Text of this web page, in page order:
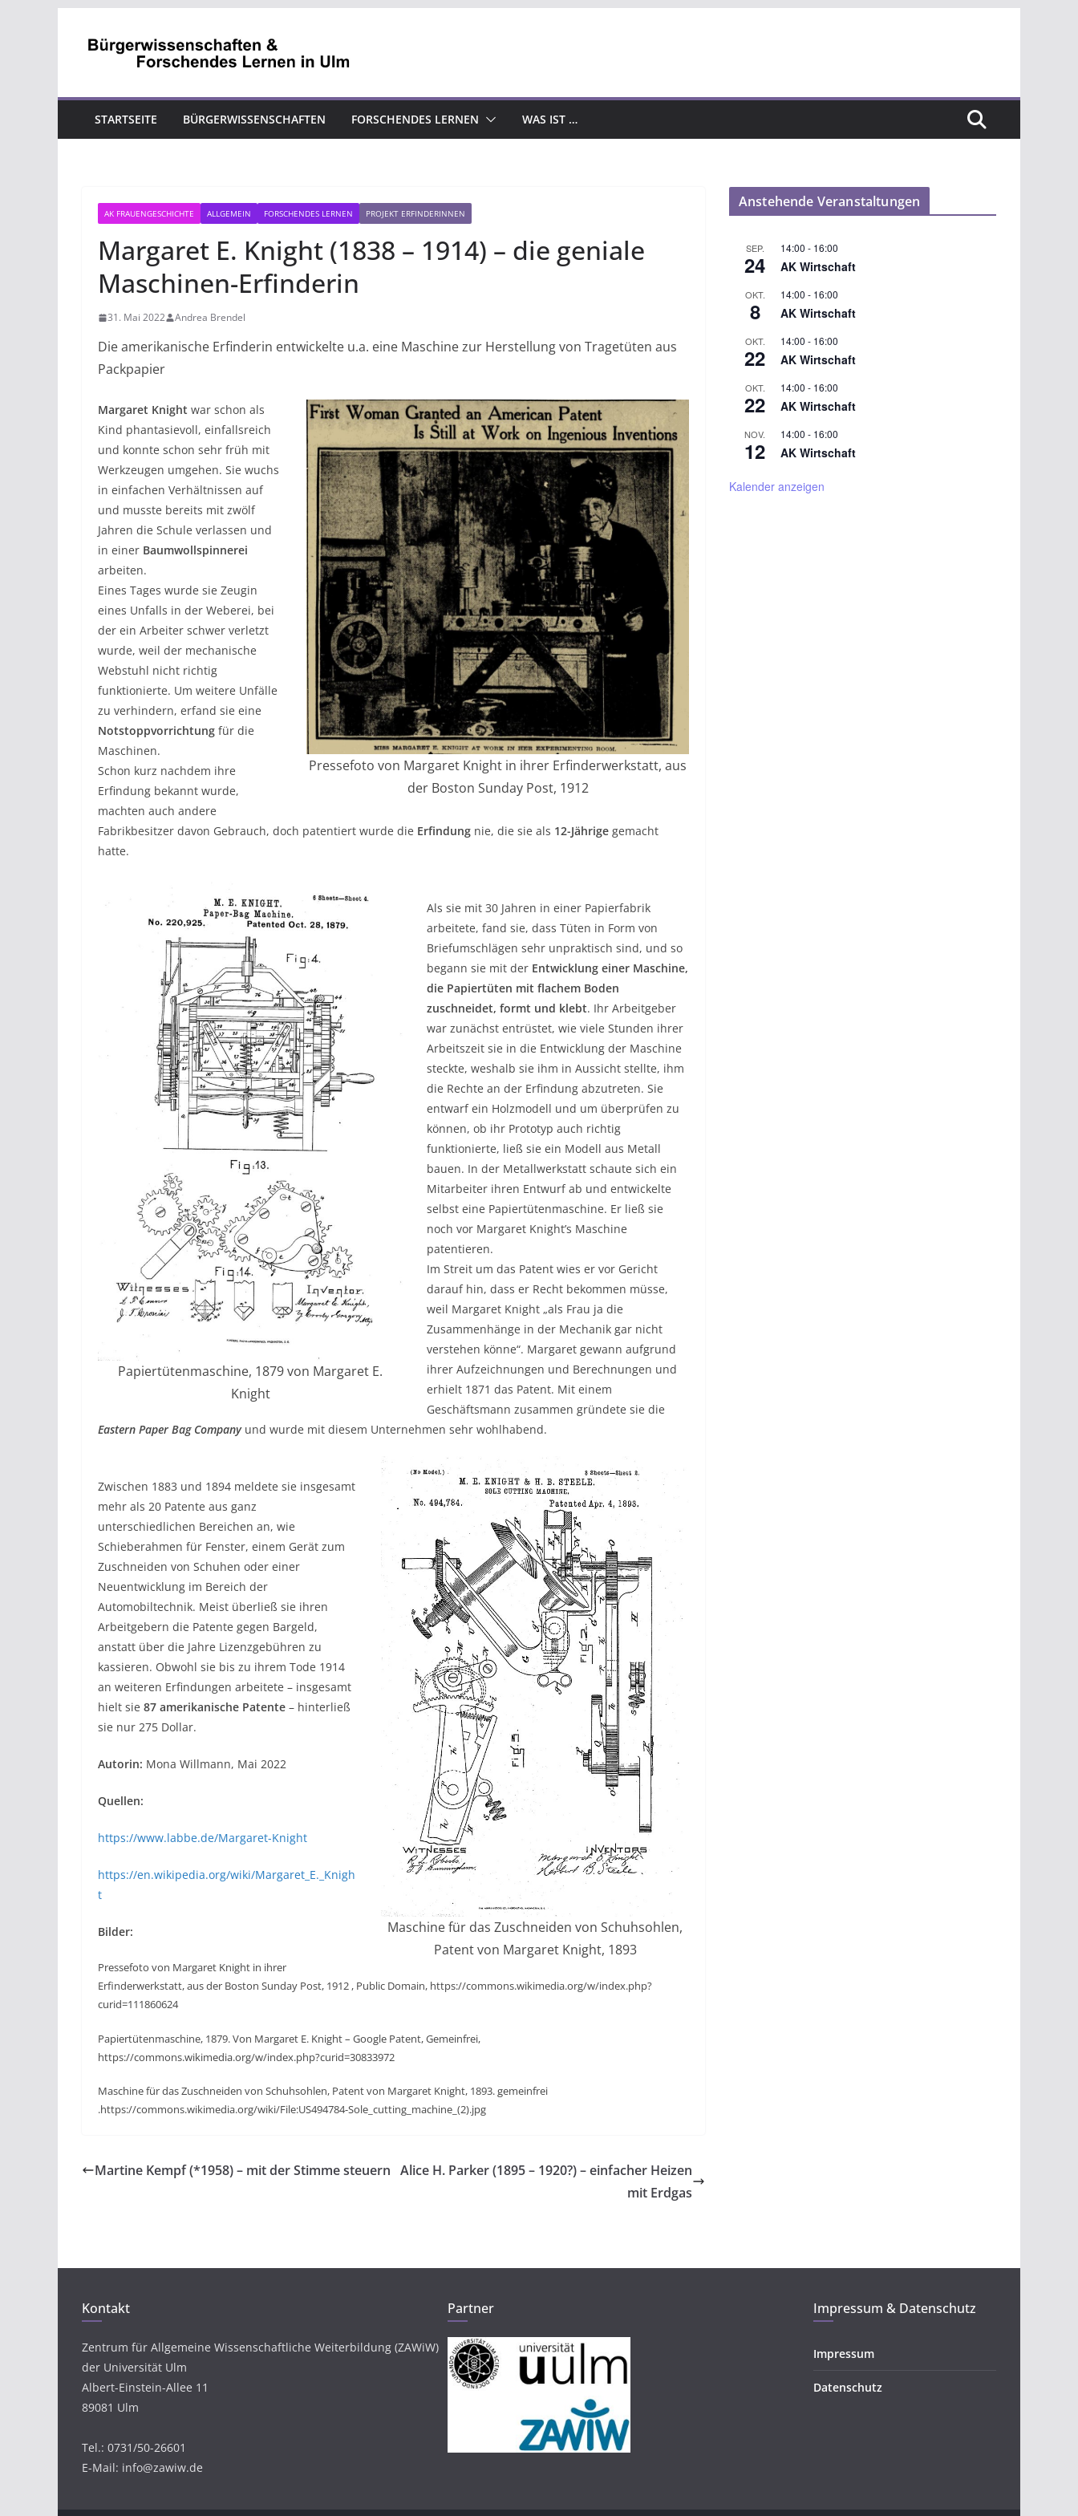
Inhalt
STARTSEITE BÜRGERWISSENSCHAFTEN FORSCHENDES LERNEN WAS IST …
AK FRAUENGESCHICHTE ALLGEMEIN FORSCHENDES LERNEN PROJEKT ERFINDERINNEN
Margaret E. Knight (1838 – 1914) – die geniale
Maschinen-Erfinderin
31. Mai 2022 Andrea Brendel
Die amerikanische Erfinderin entwickelte u.a. eine Maschine zur Herstellung von Tragetüten aus
Packpapier
Pressefoto von Margaret Knight in ihrer Erfinderwerkstatt, aus
der Boston Sunday Post, 1912
Margaret Knight war schon als
Kind phantasievoll, einfallsreich
und konnte schon sehr früh mit
Werkzeugen umgehen. Sie wuchs
in einfachen Verhältnissen auf
und musste bereits mit zwölf
Jahren die Schule verlassen und
in einer Baumwollspinnerei
arbeiten.
Eines Tages wurde sie Zeugin
eines Unfalls in der Weberei, bei
der ein Arbeiter schwer verletzt
wurde, weil der mechanische
Webstuhl nicht richtig
funktionierte. Um weitere Unfälle
zu verhindern, erfand sie eine
Notstoppvorrichtung für die
Maschinen.
Schon kurz nachdem ihre
Erfindung bekannt wurde,
machten auch andere
Fabrikbesitzer davon Gebrauch, doch patentiert wurde die Erfindung nie, die sie als 12-Jährige gemacht
hatte.
Papiertütenmaschine, 1879 von Margaret E.
Knight
Als sie mit 30 Jahren in einer Papierfabrik
arbeitete, fand sie, dass Tüten in Form von
Briefumschlägen sehr unpraktisch sind, und so
begann sie mit der Entwicklung einer Maschine,
die Papiertüten mit flachem Boden
zuschneidet, formt und klebt. Ihr Arbeitgeber
war zunächst entrüstet, wie viele Stunden ihrer
Arbeitszeit sie in die Entwicklung der Maschine
steckte, weshalb sie ihm in Aussicht stellte, ihm
die Rechte an der Erfindung abzutreten. Sie
entwarf ein Holzmodell und um überprüfen zu
können, ob ihr Prototyp auch richtig
funktionierte, ließ sie ein Modell aus Metall
bauen. In der Metallwerkstatt schaute sich ein
Mitarbeiter ihren Entwurf ab und entwickelte
selbst eine Papiertütenmaschine. Er ließ sie
noch vor Margaret Knight’s Maschine
patentieren.
Im Streit um das Patent wies er vor Gericht
darauf hin, dass er Recht bekommen müsse,
weil Margaret Knight „als Frau ja die
Zusammenhänge in der Mechanik gar nicht
verstehen könne“. Margaret gewann aufgrund
ihrer Aufzeichnungen und Berechnungen und
erhielt 1871 das Patent. Mit einem
Geschäftsmann zusammen gründete sie die
Eastern Paper Bag Companyund wurde mit diesem Unternehmen sehr wohlhabend.
Maschine für das Zuschneiden von Schuhsohlen,
Patent von Margaret Knight, 1893
Zwischen 1883 und 1894 meldete sie insgesamt
mehr als 20 Patente aus ganz
unterschiedlichen Bereichen an, wie
Schieberahmen für Fenster, einem Gerät zum
Zuschneiden von Schuhen oder einer
Neuentwicklung im Bereich der
Automobiltechnik. Meist überließ sie ihren
Arbeitgebern die Patente gegen Bargeld,
anstatt über die Jahre Lizenzgebühren zu
kassieren. Obwohl sie bis zu ihrem Tode 1914
an weiteren Erfindungen arbeitete – insgesamt
hielt sie 87 amerikanische Patente – hinterließ
sie nur 275 Dollar.
Autorin: Mona Willmann, Mai 2022
Quellen:
https://www.labbe.de/Margaret-Knight
https://en.wikipedia.org/wiki/Margaret_E._Knigh
t
Bilder:
Pressefoto von Margaret Knight in ihrer
Erfinderwerkstatt, aus der Boston Sunday Post, 1912 , Public Domain, https://commons.wikimedia.org/w/index.php?
curid=111860624
Papiertütenmaschine, 1879. Von Margaret E. Knight – Google Patent, Gemeinfrei,
https://commons.wikimedia.org/w/index.php?curid=30833972
Maschine für das Zuschneiden von Schuhsohlen, Patent von Margaret Knight, 1893. gemeinfrei
.https://commons.wikimedia.org/wiki/File:US494784-Sole_cutting_machine_(2).jpg
Martine Kempf (*1958) – mit der Stimme steuern Alice H. Parker (1895 – 1920?) – einfacher Heizen
mit Erdgas
Anstehende Veranstaltungen
SEP.
24
14:00 - 16:00
AK Wirtschaft
OKT.
8
14:00 - 16:00
AK Wirtschaft
OKT.
22
14:00 - 16:00
AK Wirtschaft
OKT.
22
14:00 - 16:00
AK Wirtschaft
NOV.
12
14:00 - 16:00
AK Wirtschaft
Kalender anzeigen
Kontakt
Zentrum für Allgemeine Wissenschaftliche Weiterbildung (ZAWiW)
der Universität Ulm
Albert-Einstein-Allee 11
89081 Ulm
Tel.: 0731/50-26601
E-Mail: info@zawiw.de
Partner Impressum & Datenschutz
Impressum
Datenschutz